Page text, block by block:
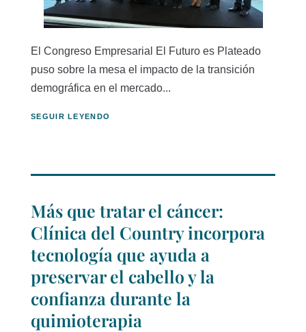
El Congreso Empresarial El Futuro es Plateado
puso sobre la mesa el impacto de la transición
demográfica en el mercado...
SEGUIR LEYENDO
Más que tratar el cáncer:
Clínica del Country incorpora
tecnología que ayuda a
preservar el cabello y la
confianza durante la
quimioterapia